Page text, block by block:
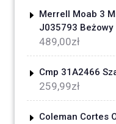
Merrell Moab 3
J035793 Beżowy
489,00zł
Cmp 31A2466
259,99zł
Coleman Cortes